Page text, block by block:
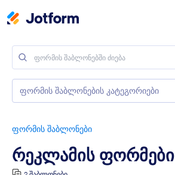
ფორმის შაბლონები
რეკლამის ფორმები
ფორმის შაბლონების კატეგორიები